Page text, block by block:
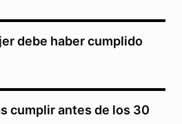
debe haber cumplido
cumplir antes de los 30